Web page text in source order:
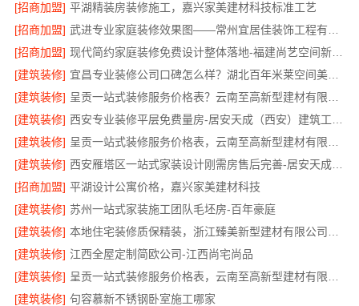
[招商加盟] 平湖精装房装修施工，嘉兴家美建材科技标准工艺
[招商加盟]
[招商加盟]
现代简约家庭装修免费设计整体落地-福建尚艺空间新材料
[建筑装修]
宜昌专业装修公司口碑怎么样？湖北百年米莱空间美学装饰材料有限公司
[建筑装修]
[建筑装修]
[建筑装修]
[建筑装修]
西安雁塔区一站式家装设计刚需房售后完善-居安天成（西安）建筑工程有限责任公司
[招商加盟] 平湖设计公寓价格，嘉兴家美建材科技
[建筑装修] 苏州一站式家装施工团队毛坯房-百年豪庭
[建筑装修]
[建筑装修] 江西全屋定制简欧公司-江西尚宅尚品
[建筑装修]
[建筑装修] 句容慕新不锈钢卧室施工哪家